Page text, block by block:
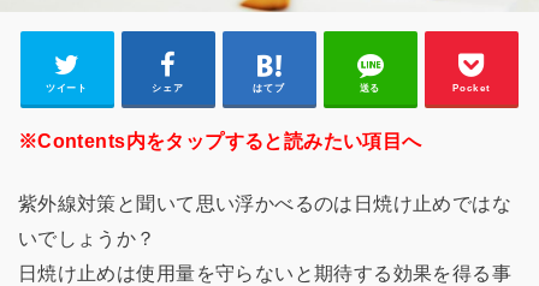
ツイート シェア はてブ 送る Pocket
※Contents内をタップすると読みたい項目へ
紫外線対策と聞いて思い浮かべるのは日焼け止めではな
いでしょうか？
日焼け止めは使用量を守らないと期待する効果を得る事